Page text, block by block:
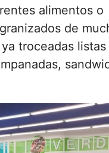
alimentos o
de
troceadas listas